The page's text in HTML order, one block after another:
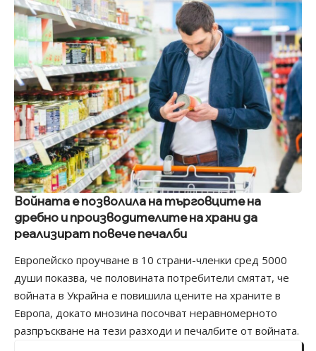
Войната е позволила на търговците на
дребно и производителите на храни да
реализират повече печалби
Европейско проучване в 10 страни-членки сред 5000
души показва, че половината потребители смятат, че
войната в Украйна е повишила цените на храните в
Европа, докато мнозина посочват неравномерното
разпръскване на тези разходи и печалбите от войната.